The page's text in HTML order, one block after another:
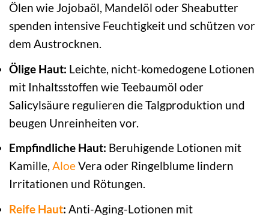
Ölen wie Jojobaöl, Mandelöl oder Sheabutter
spenden intensive Feuchtigkeit und schützen vor
dem Austrocknen.
Ölige Haut: Leichte, nicht-komedogene Lotionen
mit Inhaltsstoffen wie Teebaumöl oder
Salicylsäure regulieren die Talgproduktion und
beugen Unreinheiten vor.
Empfindliche Haut: Beruhigende Lotionen mit
Kamille, AloeVera oder Ringelblume lindern
Irritationen und Rötungen.
Reife Haut: Anti-Aging-Lotionen mit